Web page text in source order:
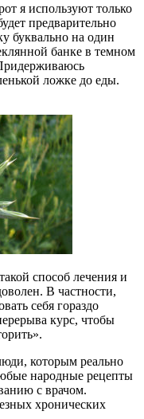
я используют только
предварительно
буквально на один
банке в темном
ложке до еды.
способ лечения и
В частности,
себя гораздо
курс, чтобы
которым реально
народные рецепты
с врачом.
хронических